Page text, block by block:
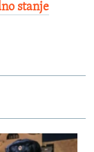
stanje